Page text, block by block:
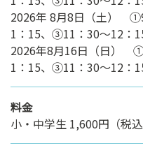
2026年 8月8日（土）
1：15、③11：30～12：
2026年8月16日（日）
1：15、③11：30～12：
料金
小・中学生 1,600円（税